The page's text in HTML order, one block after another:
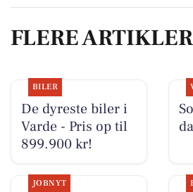
FLERE ARTIKLER
BILER
De dyreste biler i
Varde - Pris op til
899.900 kr!
JOBNYT